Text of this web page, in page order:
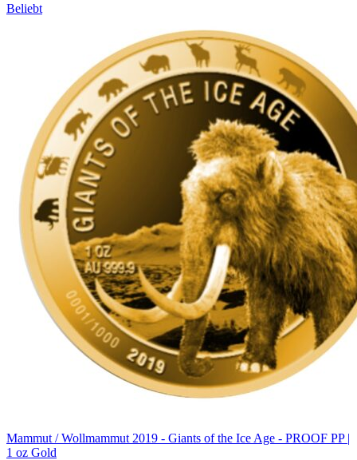
Beliebt
Mammut / Wollmammut 2019 - Giants of the Ice Age - PROOF PP |
1 oz Gold